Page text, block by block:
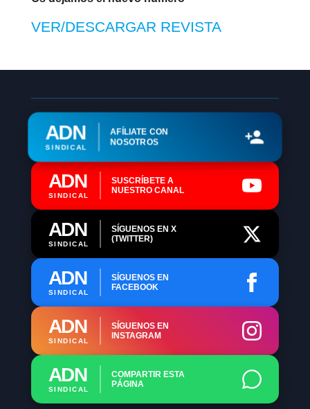
VER/DESCARGAR REVISTA
ADN
SINDICAL
AFÍLIATE CON
NOSOTROS
ADN
SINDICAL
SUSCRÍBETE A
NUESTRO CANAL
ADN
SINDICAL
SÍGUENOS EN X
(TWITTER)
ADN
SINDICAL
SÍGUENOS EN
FACEBOOK
ADN
SINDICAL
SÍGUENOS EN
INSTAGRAM
ADN
SINDICAL
COMPARTIR ESTA
PÁGINA